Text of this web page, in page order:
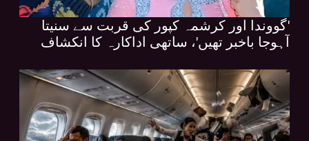
'گووندا اور کرشمہ کپور کی قربت سے سنیتا
آہوجا باخبر تھیں'، ساتھی اداکارہ کا انکشاف